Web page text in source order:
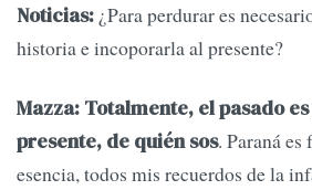
Noticias: ¿Para perdurar es
historia e incoporarla al presente?
Mazza: Totalmente, el pasado
presente, de quién sos. Paraná
esencia, todos mis recuerdos de la